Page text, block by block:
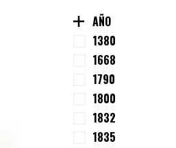
AÑO
1380
1668
1790
1800
1832
1835